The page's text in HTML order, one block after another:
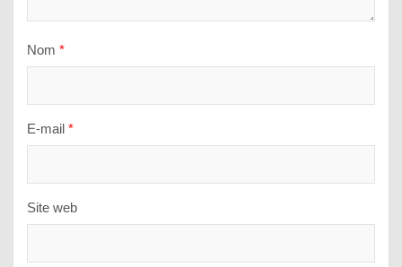
Nom *
E-mail *
Site web